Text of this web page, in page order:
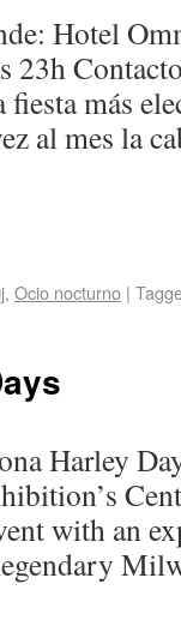
Hotel
23h
más
al mes la
, Ocio nocturno |
Harley
with an